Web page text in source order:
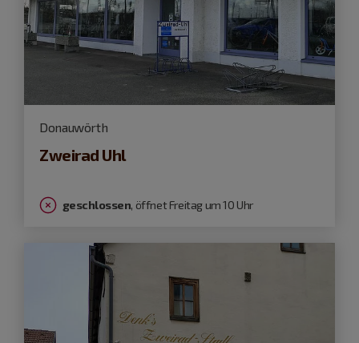
Donauwörth
Zweirad Uhl
geschlossen, öffnet Freitag um 10 Uhr